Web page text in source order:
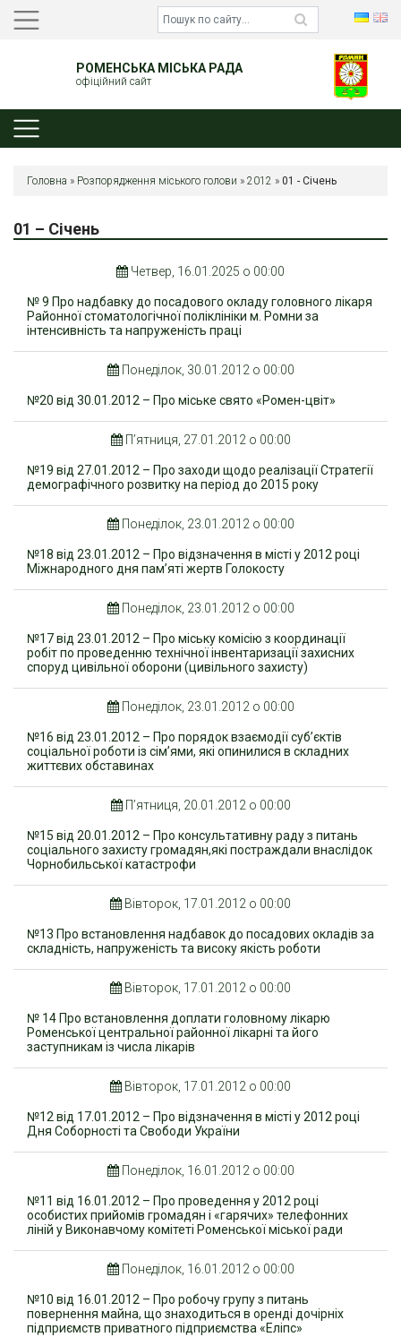
РОМЕНСЬКА МІСЬКА РАДА
офіційний сайт
Головна » Розпорядження міського голови » 2012 » 01 - Січень
01 – Січень
Четвер, 16.01.2025 о 00:00
№ 9 Про надбавку до посадового окладу головного лікаря
Районної стоматологічної поліклініки м. Ромни за
інтенсивність та напруженість праці
Понеділок, 30.01.2012 о 00:00
№20 від 30.01.2012 – Про міське свято «Ромен-цвіт»
П’ятниця, 27.01.2012 о 00:00
№19 від 27.01.2012 – Про заходи щодо реалізації Стратегії
демографічного розвитку на період до 2015 року
Понеділок, 23.01.2012 о 00:00
№18 від 23.01.2012 – Про відзначення в місті у 2012 році
Міжнародного дня пам’яті жертв Голокосту
Понеділок, 23.01.2012 о 00:00
№17 від 23.01.2012 – Про міську комісію з координації
робіт по проведенню технічної інвентаризації захисних
споруд цивільної оборони (цивільного захисту)
Понеділок, 23.01.2012 о 00:00
№16 від 23.01.2012 – Про порядок взаємодії суб’єктів
соціальної роботи із сім’ями, які опинилися в складних
життєвих обставинах
П’ятниця, 20.01.2012 о 00:00
№15 від 20.01.2012 – Про консультативну раду з питань
соціального захисту громадян,які постраждали внаслідок
Чорнобильської катастрофи
Вівторок, 17.01.2012 о 00:00
№13 Про встановлення надбавок до посадових окладів за
складність, напруженість та високу якість роботи
Вівторок, 17.01.2012 о 00:00
№ 14 Про встановлення доплати головному лікарю
Роменської центральної районної лікарні та його
заступникам із числа лікарів
Вівторок, 17.01.2012 о 00:00
№12 від 17.01.2012 – Про відзначення в місті у 2012 році
Дня Соборності та Свободи України
Понеділок, 16.01.2012 о 00:00
№11 від 16.01.2012 – Про проведення у 2012 році
особистих прийомів громадян і «гарячих» телефонних
ліній у Виконавчому комітеті Роменської міської ради
Понеділок, 16.01.2012 о 00:00
№10 від 16.01.2012 – Про робочу групу з питань
повернення майна, що знаходиться в оренді дочірніх
підприємств приватного підприємства «Еліпс»